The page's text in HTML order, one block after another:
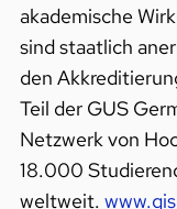
akademische
sind staatlich
den
Teil der GUS
Netzwerk von
18.000
weltweit.